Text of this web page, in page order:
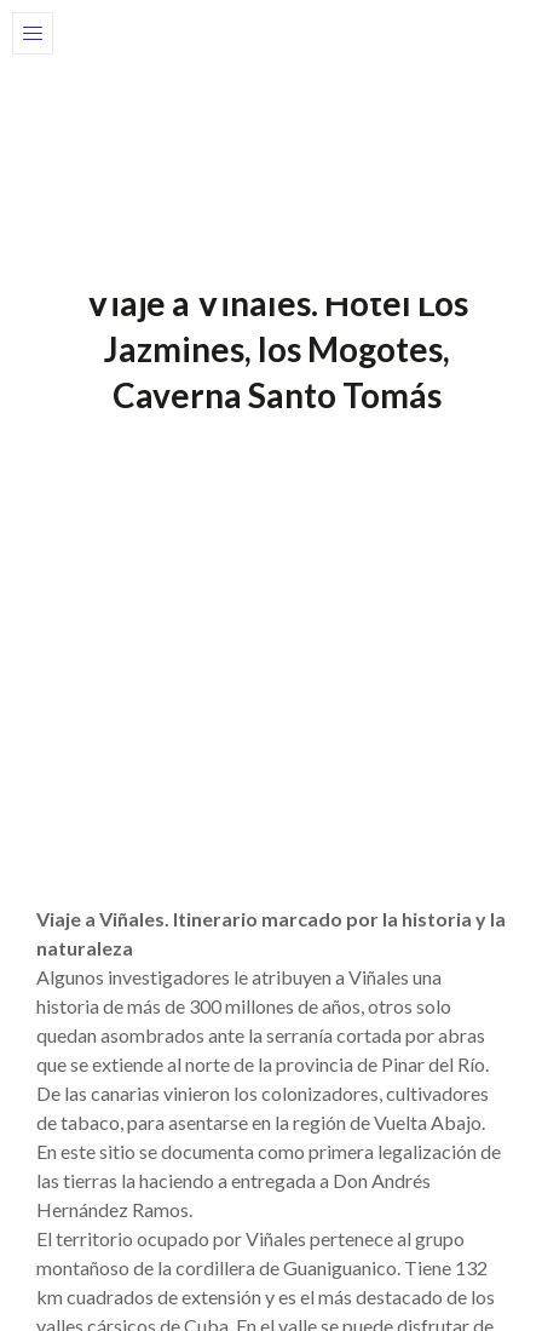
Home
Viaje a Viñales. Hotel Los
Jazmines, los Mogotes,
Caverna Santo Tomás
Viaje a Viñales. Itinerario marcado por la historia y la
naturaleza
Algunos investigadores le atribuyen a Viñales una
historia de más de 300 millones de años, otros solo
quedan asombrados ante la serranía cortada por abras
que se extiende al norte de la provincia de Pinar del Río.
De las canarias vinieron los colonizadores, cultivadores
de tabaco, para asentarse en la región de Vuelta Abajo.
En este sitio se documenta como primera legalización de
las tierras la haciendo a entregada a Don Andrés
Hernández Ramos.
El territorio ocupado por Viñales pertenece al grupo
montañoso de la cordillera de Guaniguanico. Tiene 132
km cuadrados de extensión y es el más destacado de los
valles cársicos de Cuba. En el valle se puede disfrutar de